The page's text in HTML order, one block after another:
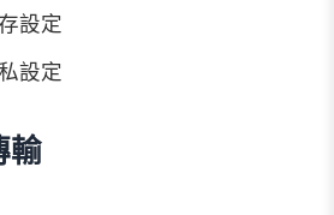
設定
設定
輸